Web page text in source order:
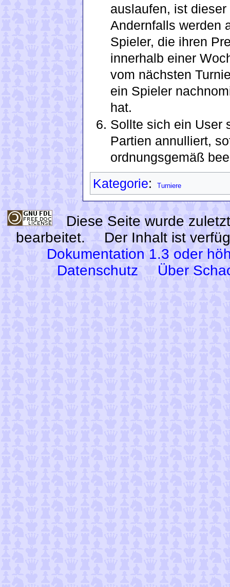
auslaufen, ist
Andernfalls werden
Spieler, die ihren
innerhalb einer
vom nächsten
ein Spieler
hat.
Sollte sich ein User
Partien annulliert,
ordnungsgemäß
Kategorie: Turniere
Diese Seite wurde
bearbeitet.
Der Inhalt ist
Dokumentation 1.3 oder
Datenschutz
Über